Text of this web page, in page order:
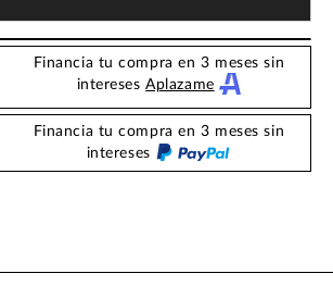
Financia tu compra en 3 meses sin
interesesAplazame
Financia tu compra en 3 meses sin
intereses